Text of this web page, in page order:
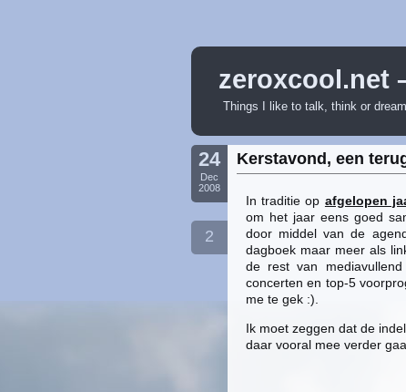
zeroxcool.net
Things I like to talk, think or
24
Dec
2008
2
Kerstavond, een
In traditie op afgelopen
om het jaar eens goed
door middel van de
dagboek maar meer als
de rest van
concerten en top-5
me te gek :).
Ik moet zeggen dat de
daar vooral mee verder